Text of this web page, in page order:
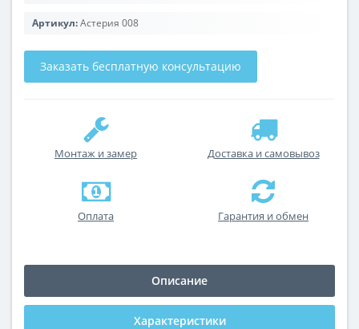
Артикул:Астерия 008
Заказать бесплатную консультацию
Монтаж и замер Доставка и самовывоз
Оплата Гарантия и обмен
Описание
Характеристики